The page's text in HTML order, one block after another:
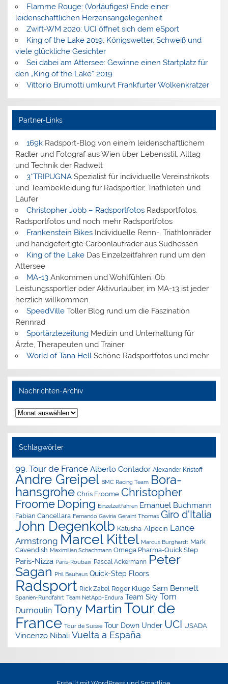
Flamme Rouge: (Vorläufiges) Ende einer
leidenschaftlichen Herzensangelegenheit
Zwift-WM 2020: UCI öffnet sich dem eSport
King of the Lake 2019: Königswetter, Schweiß und
viele glückliche Gesichter
Sei dabei am Attersee: Gewinne einen Startplatz für
den „King of the Lake“ 2019
Vittorio Brumotti umkurvt Frankfurter Wolkenkratzer
Partner-Links
169kRadsport-Blog von einem leidenschaftlichem
Radler und Fotograf aus Wien über Lebensstil, Alltag
und Technik der Radwelt
3*TRIPUGNASpezialist für individuelle Vereinstrikots
und Teambekleidung für Radsportler, Triathleten und
Läufer
Christopher Jobb – RadsportfotosRadsportfotos,
Radsportfotos und noch mehr Radsportfotos
Frankenstein BikesIndividuelle Renn-, Triathlonräder
und handgefertigte Carbonlaufräder aus Südhessen
King of the LakeDas Einzelzeitfahren rund um den
Attersee
MA-13Ankommen und Wohlfühlen: Ob
Leistungssportler oder Aktivurlauber, im MA-13 ist jeder
herzlich willkommen.
SpeedVilleToller Blog rund um die Faszination
Rennrad
SportärztezeitungMedizin und Unterhaltung für
Ärzte, Therapeuten und Trainer
World of Tana Hell Schöne Radsportfotos und mehr
Nachrichten-Archiv
Nachrichten-
Archiv
Schlagwörter
99. Tour de France Alberto Contador Alexander Kristoff
Andre Greipel BMC Racing Team Bora-
hansgrohe Chris Froome Christopher
Froome Doping Einzelzeitfahren Emanuel Buchmann
Fabian Cancellara Fernando Gaviria Geraint Thomas Giro d'Italia
John Degenkolb Katusha-Alpecin Lance
Armstrong Marcel Kittel Marcus Burghardt Mark
Cavendish Maximilian Schachmann Omega Pharma-Quick Step
Paris-Nizza Paris-Roubaix Pascal Ackermann Peter
Sagan Phil Bauhaus Quick-Step Floors
Radsport Rick Zabel Roger Kluge Sam Bennett
Spanien-Rundfahrt Team NetApp-Endura Team Sky Tom
Dumoulin Tony Martin Tour de
France Tour de Suisse Tour Down Under UCI USADA
Vincenzo Nibali Vuelta a España